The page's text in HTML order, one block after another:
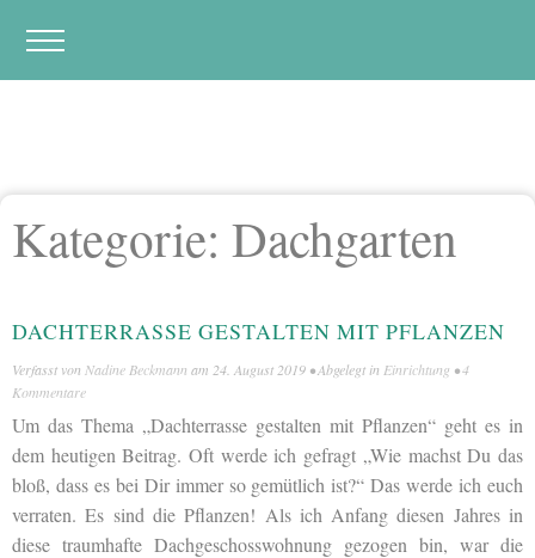
Kategorie: Dachgarten
DACHTERRASSE GESTALTEN MIT PFLANZEN
Verfasst von Nadine Beckmann am 24. August 2019 • Abgelegt in Einrichtung •4
Kommentare
Um das Thema „Dachterrasse gestalten mit Pflanzen“ geht es in
dem heutigen Beitrag. Oft werde ich gefragt „Wie machst Du das
bloß, dass es bei Dir immer so gemütlich ist?“ Das werde ich euch
verraten. Es sind die Pflanzen! Als ich Anfang diesen Jahres in
diese traumhafte Dachgeschosswohnung gezogen bin, war die